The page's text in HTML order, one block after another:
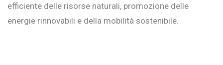
efficiente delle risorse naturali, promozione delle
energie rinnovabili e della mobilità sostenibile.